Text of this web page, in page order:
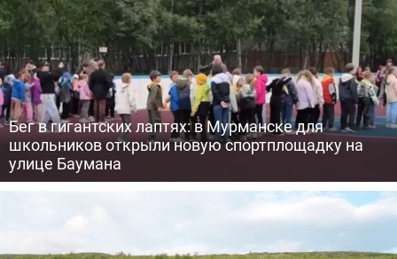
Бег в гигантских лаптях: в Мурманске для
школьников открыли новую спортплощадку на
улице Баумана